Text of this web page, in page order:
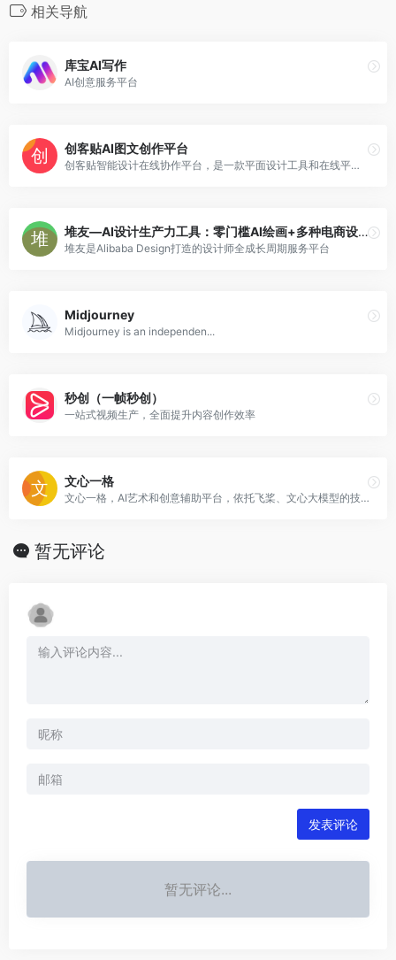
相关导航
库宝AI写作
AI创意服务平台
创客贴AI图文创作平台
创客贴智能设计在线协作平台，是一款平面设计工具和在线平面设计软件,提供海量海报模板,新媒体配图,电商模板,主图模板,邀请函,公告通知,喜报,logo等免费设计素材和模板,创客贴AI工具箱提供在线智能生成海报,一键抠图,一键消除,一键去水印,图片高清修复,无损放大，智能拼图等众多智能AI工具。
堆友—AI设计生产力工具：零门槛AI绘画+多种电商设计神器
堆友是Alibaba Design打造的设计师全成长周期服务平台
Midjourney
Midjourney is an independen...
秒创（一帧秒创）
一站式视频生产，全面提升内容创作效率
文心一格
文心一格，AI艺术和创意辅助平台，依托飞桨、文心大模型的技术创新推出的“AI作画”产品，可轻松驾驭多种风格，人人皆可“一语成画”
暂无评论
发表评论
暂无评论...